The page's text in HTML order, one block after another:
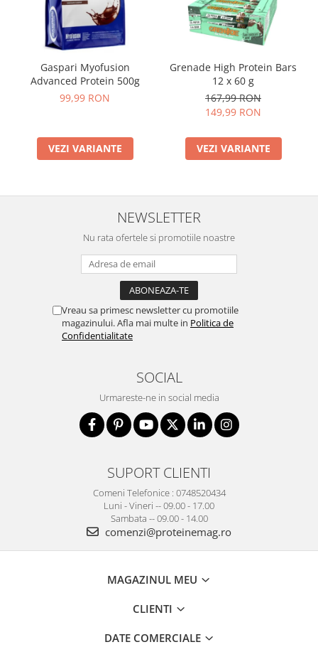
Gaspari Myofusion
Advanced Protein 500g
99,99 RON
VEZI VARIANTE
Grenade High Protein Bars
12 x 60 g
167,99 RON
149,99 RON
VEZI VARIANTE
NEWSLETTER
Nu rata ofertele si promotiile noastre
Vreau sa primesc newsletter cu promotiile
magazinului. Afla mai multe in Politica de
Confidentialitate
SOCIAL
Urmareste-ne in social media
SUPORT CLIENTI
Comeni Telefonice : 0748520434
Luni - Vineri -- 09.00 - 17.00
Sambata -- 09.00 - 14.00
comenzi@proteinemag.ro
MAGAZINUL MEU
CLIENTI
DATE COMERCIALE